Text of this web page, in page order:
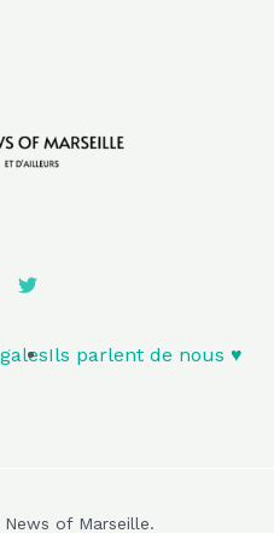
Ils parlent de nous ♥️
of Marseille.